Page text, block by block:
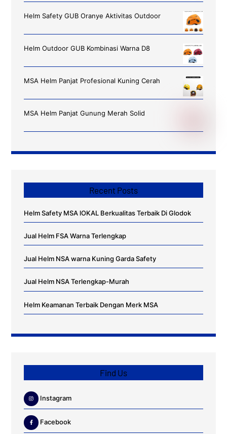
Helm Safety GUB Oranye Aktivitas Outdoor
Helm Outdoor GUB Kombinasi Warna D8
MSA Helm Panjat Profesional Kuning Cerah
MSA Helm Panjat Gunung Merah Solid
Recent Posts
Helm Safety MSA lOKAL Berkualitas Terbaik Di Glodok
Jual Helm FSA Warna Terlengkap
Jual Helm NSA warna Kuning Garda Safety
Jual Helm NSA Terlengkap-Murah
Helm Keamanan Terbaik Dengan Merk MSA
Find Us
Instagram
Facebook